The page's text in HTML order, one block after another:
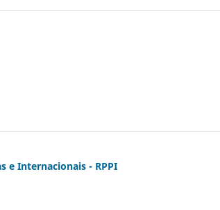
e Internacionais - RPPI